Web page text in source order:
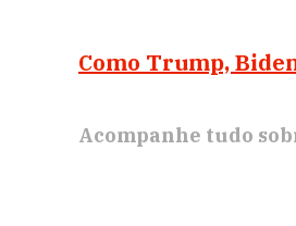
Como Trump,
Acompanhe tudo